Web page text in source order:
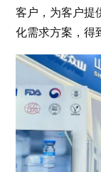
客户，为客户提
化需求方案，得